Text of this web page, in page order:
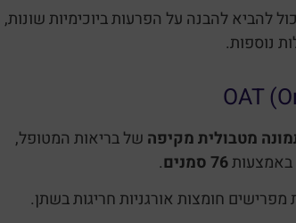
להביא להבנה על הפרעות ביוכימיות שונות,
נוספות.
מטבולית מקיפה של בריאות המטופל,
באמצעות76 סמנים
.
מפרישים חומצות אורגניות חריגות בשתן.